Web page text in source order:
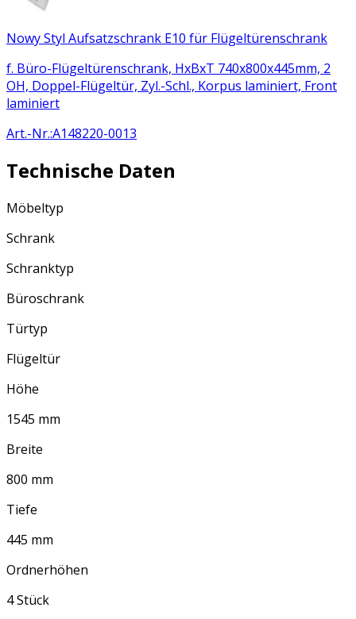
Nowy Styl Aufsatzschrank E10 für Flügeltürenschrank
f. Büro-Flügeltürenschrank, HxBxT 740x800x445mm, 2
OH, Doppel-Flügeltür, Zyl.-Schl., Korpus laminiert, Front
laminiert
Art.-Nr.:A148220-0013
Technische Daten
Möbeltyp
Schrank
Schranktyp
Büroschrank
Türtyp
Flügeltür
Höhe
1545 mm
Breite
800 mm
Tiefe
445 mm
Ordnerhöhen
4 Stück